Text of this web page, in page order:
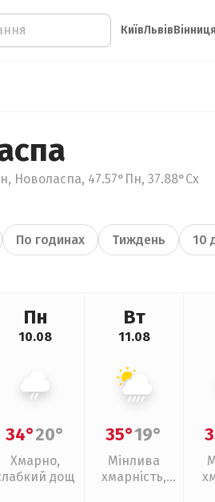
КиївЛьвівВінниця
Новоласпа, 47.57°Пн, 37.88°Сх
По годинах Тиждень 10
Пн
10.08
34°20°
Хмарно,
дощ
Вт
11.08
35°19°
Мінлива
хмарність,